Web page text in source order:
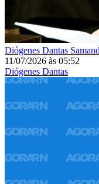
Diógenes Dantas
11/07/2026 às 05:52
Diógenes Dantas